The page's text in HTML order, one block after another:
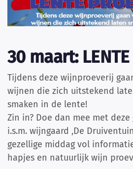
30 maart: LENTE
Tijdens deze wijnproeverij
wijnen die zich uitstekend
smaken in de lente!
Zin in? Doe dan mee met
i.s.m. wijngaard ‚De
gezellige middag vol
hapjes en natuurlijk wijn